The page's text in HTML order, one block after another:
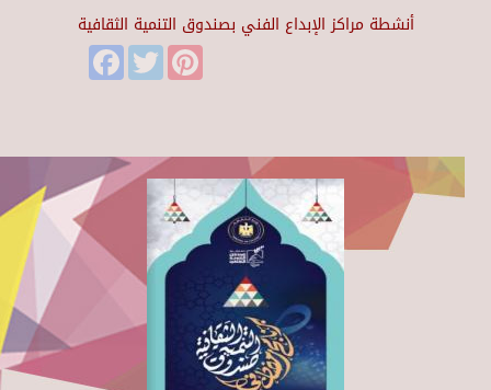
أنشطة مراكز الإبداع الفني بصندوق التنمية الثقافية
FacebookTwitter